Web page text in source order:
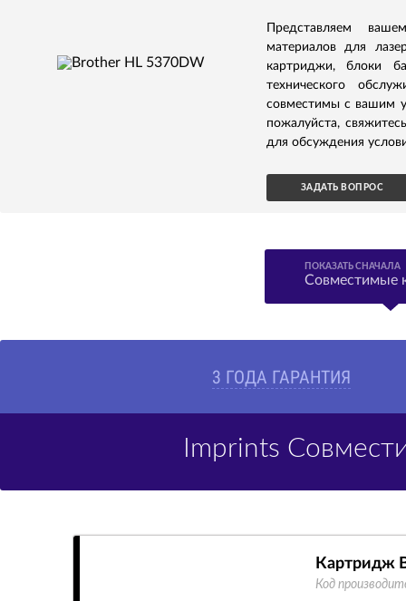
Представляем
материалов для
картриджи, блоки
технического
совместимы с вашим
пожалуйста,
для обсуждения
ЗАДАТЬ ВОПРОС
ПОКАЗАТЬ СНАЧАЛА
Совместимые
3 ГОДА ГАРАНТИЯ
Imprints
Картридж
Код